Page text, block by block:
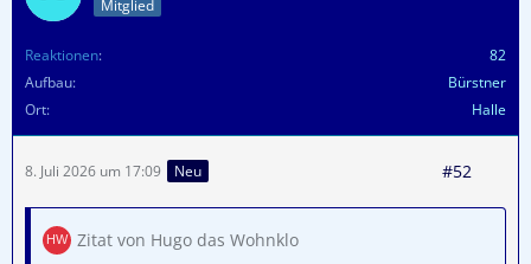
Mitglied
Reaktionen
82
Aufbau
Bürstner
Ort
Halle
8. Juli 2026 um 17:09 Neu #52
Zitat von Hugo das Wohnklo